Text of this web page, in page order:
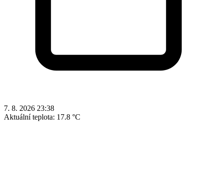
7. 8. 2026 23:38
Aktuální teplota: 17.8 °C